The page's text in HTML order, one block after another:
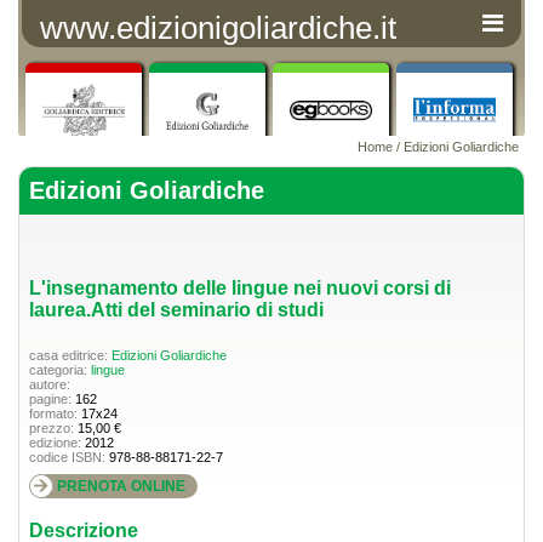
www.edizionigoliardiche.it
Home / Edizioni Goliardiche
Edizioni Goliardiche
L'insegnamento delle lingue nei nuovi corsi di
laurea.Atti del seminario di studi
casa editrice: Edizioni Goliardiche
categoria: lingue
autore:
pagine: 162
formato: 17x24
prezzo: 15,00 €
edizione: 2012
codice ISBN: 978-88-88171-22-7
PRENOTA ONLINE
Descrizione